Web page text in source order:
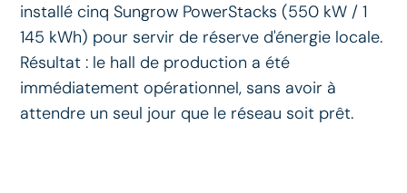
installé cinq Sungrow PowerStacks (550 kW / 1
145 kWh) pour servir de réserve d'énergie locale.
Résultat : le hall de production a été
immédiatement opérationnel, sans avoir à
attendre un seul jour que le réseau soit prêt.